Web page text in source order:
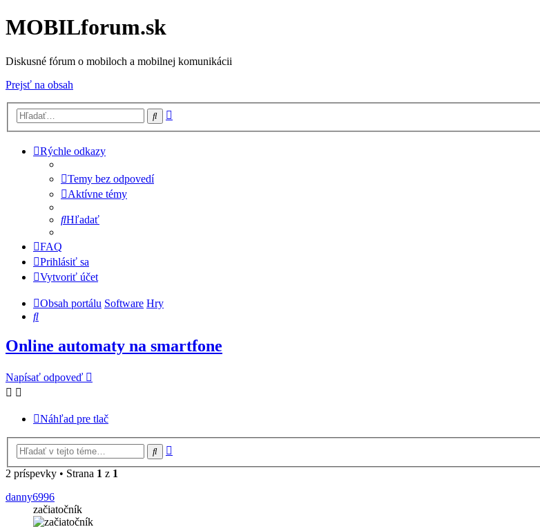
MOBILforum.sk
Diskusné fórum o mobiloch a mobilnej komunikácii
Prejsť na obsah
Hľadať
Rýchle odkazy
Temy bez odpovedí
Aktívne témy
Hľadať
FAQ
Prihlásiť sa
Vytvoriť účet
Obsah portálu Software Hry
Hľadať
Online automaty na smartfone
Napísať odpoveď
Náhľad pre tlač
Hľadať
2 príspevky • Strana 1 z 1
danny6996
začiatočník